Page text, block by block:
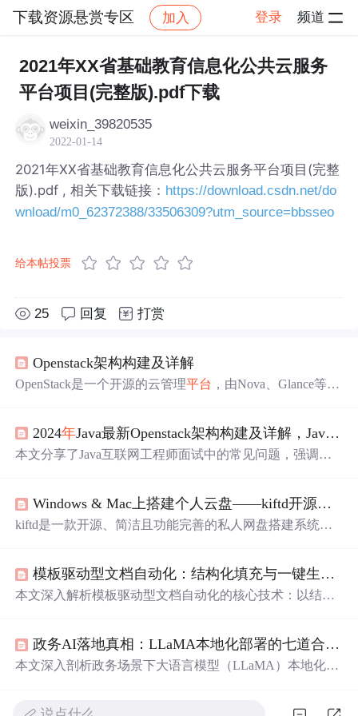
下载资源悬赏专区 加入 登录 频道
社区 下载资源悬赏专区 帖子详情
2021年XX省基础教育信息化公共云服务
平台项目(完整版).pdf下载
weixin_39820535
2022-01-14
2021年XX省基础教育信息化公共云服务平台项目(完整
版).pdf , 相关下载链接： https://download.csdn.net/do
wnload/m0_62372388/33506309?utm_source=bbsseo
给本帖投票
25 回复 打赏
Openstack架构构建及详解
OpenStack是一个开源的云管理平台 ，由Nova、Glance等组
2024年Java最新Openstack架构构建及详解，Javaweb基础面试题
本文分享了Java互联网工程师面试中的常见问题，强调算
Openstack云管理平台的安装步骤。 Windows & Mac上搭建个人云盘——kiftd开源网盘系统
kiftd是一款开源、简洁且功能完善的私人网盘搭建系统。
式，并能轻松实现文件的上传、下载及分享。 模板驱动型文档自动化：结构化填充与一键生成技术解析
本文深入解析模板驱动型文档自动化的核心技术：以结构
定、多源数据融合与动态样式渲染；提供表单输入、CSV
批量导入及API集成三种内容填充方式；输出支持PDF/Wo
场景。
政务AI落地真相：LLaMA本地化部署的七道合规门槛
本文深入剖析政务场景下大语言模型（LLaMA）本地化部